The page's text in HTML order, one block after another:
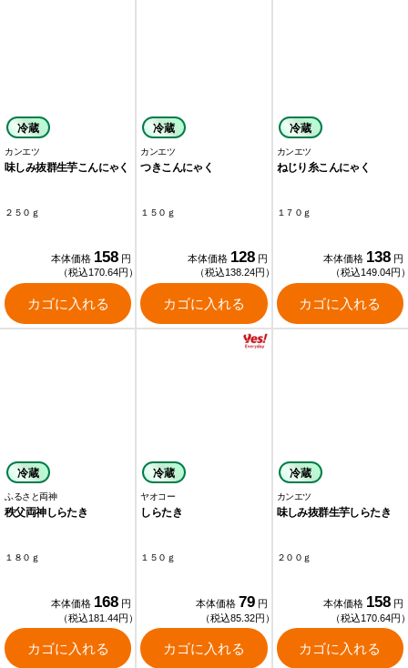
冷蔵
カンエツ
味しみ抜群生芋こんにゃく
２５０ｇ
本体価格 158 円
（税込170.64円）
カゴに入れる
冷蔵
カンエツ
つきこんにゃく
１５０ｇ
本体価格 128 円
（税込138.24円）
カゴに入れる
冷蔵
カンエツ
ねじり糸こんにゃく
１７０ｇ
本体価格 138 円
（税込149.04円
カゴに入れる
冷蔵
ふるさと両神
秩父両神しらたき
１８０ｇ
本体価格 168 円
（税込181.44円）
カゴに入れる
冷蔵
ヤオコー
しらたき
１５０ｇ
本体価格 79 円
（税込85.32円）
カゴに入れる
冷蔵
カンエツ
味しみ抜群生芋しらたき
２００ｇ
本体価格 158 円
（税込170.64円
カゴに入れる